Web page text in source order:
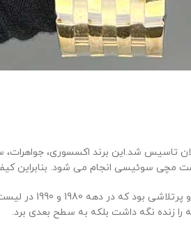
ورساچه در میلان تاسیس شد.این برند
مچی سوئیسی انجام می شود. بنابراین
هم قرار گرفت.بعد از مرگ ناگهانی جیانی همه میپرسیدن آیا این برند زنده خواهد ماند؟ دوناتلا (
را زنده نگه داشت بلکه به سطح بعدی برد.